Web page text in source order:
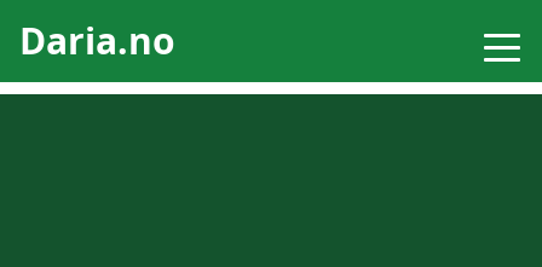
Daria.no